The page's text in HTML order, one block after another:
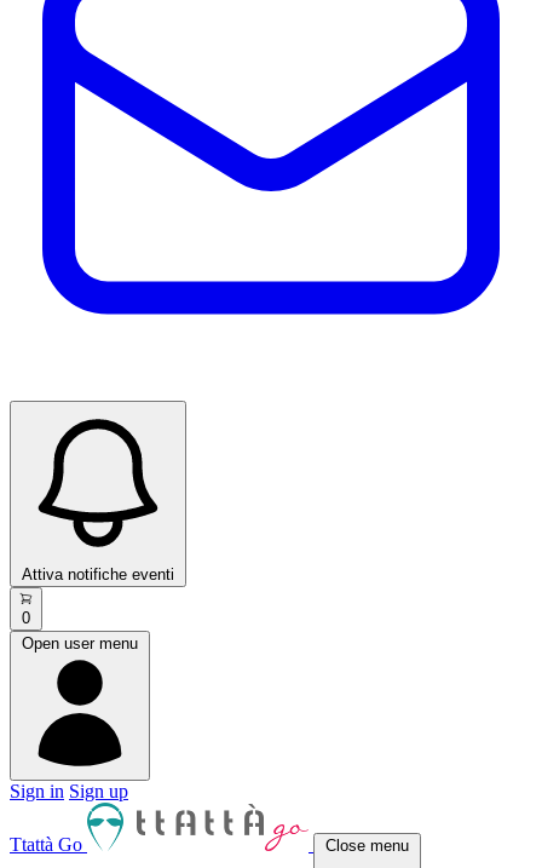
Attiva notifiche eventi
0
Open user menu
Sign in Sign up
Ttattà Go Close menu